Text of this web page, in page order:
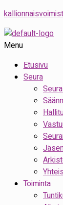
Menu
Etusivu
Seura
Toiminta